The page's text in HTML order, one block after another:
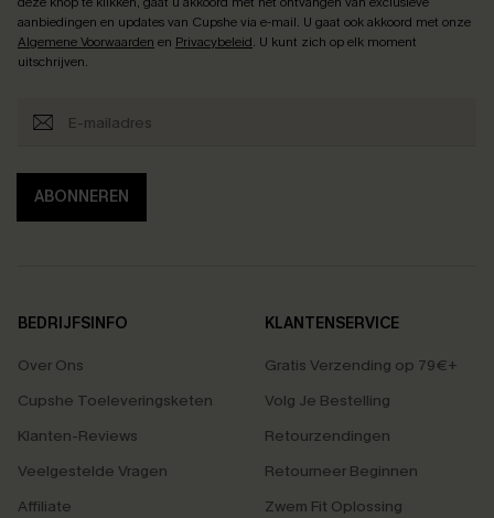
aanbiedingen en updates van Cupshe via e-mail. U gaat ook akkoord met onze
Algemene Voorwaarden en Privacybeleid. U kunt zich op elk moment
uitschrijven.
ABONNEREN
BEDRIJFSINFO
Over Ons
Cupshe Toeleveringsketen
Klanten-Reviews
Veelgestelde Vragen
Affiliate
KLANTENSERVICE
Gratis Verzending op 79€+
Volg Je Bestelling
Retourzendingen
Retourneer Beginnen
Zwem Fit Oplossing